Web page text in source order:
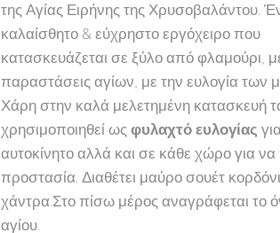
της Αγίας Ειρήνης της Χρυσοβαλάντου.
καλαίσθητο & εύχρηστο εργόχειρο που
κατασκευάζεται σε ξύλο από φλαμούρι,
παραστάσεις αγίων, με την ευλογία των
Χάρη στην καλά μελετημένη κατασκευή
χρησιμοποιηθεί ωςφυλαχτό ευλογίας
αυτοκίνητο αλλά και σε κάθε χώρο για
προστασία. Διαθέτει μαύρο σουέτ
χάντρα.Στο πίσω μέρος αναγράφεται το
αγίου.